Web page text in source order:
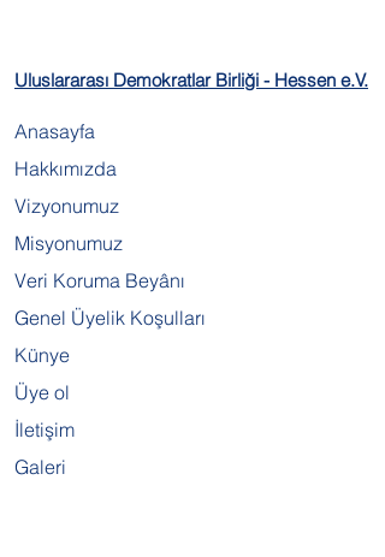
Uluslararası Demokratlar Birliği - Hessen e.V.
Anasayfa
Hakkımızda
Vizyonumuz
Misyonumuz
Veri Koruma Beyânı
Genel Üyelik Koşulları
Künye
Üye ol
İletişim
Galeri